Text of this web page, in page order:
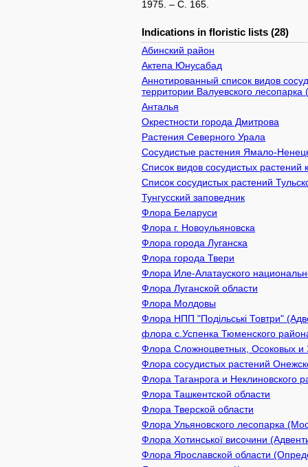
1975. – С. 165.
Indications in floristic lists (28)
Абинский район
Актепа Юнусабад
Аннотированный список видов
территории Валуевского
Анталья
Окрестности города Дмитрова
Растения Северного Урала
Сосудистые растения Ямало-
Список видов сосудистых
Список сосудистых растений
Тунгусский заповедник
Флора Беларуси
Флора г. Новоульяновска
Флора города Луганска
Флора города Твери
Флора Иле-Алатауского
Флора Луганской области
Флора Молдовы
Флора НПП "Подільські Товтри"
флора с.Успенка Тюменского
Флора Сложноцветных, Осоковых и
Флора сосудистых растений
Флора Таганрога и Неклиновского
Флора Ташкентской области
Флора Тверской области
Флора Ульяновского лесопарка
Флора Хотинської височини
Флора Ярославской области